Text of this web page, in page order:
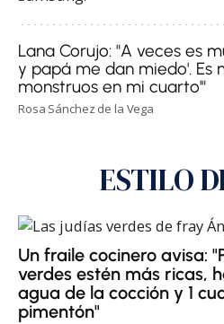
Lana Corujo: "A veces es
y papá me dan miedo'. Es
monstruos en mi cuarto'"
Rosa Sánchez de la Vega
ESTILO
Un fraile cocinero avisa:
verdes estén más ricas,
agua de la cocción y 1
pimentón"